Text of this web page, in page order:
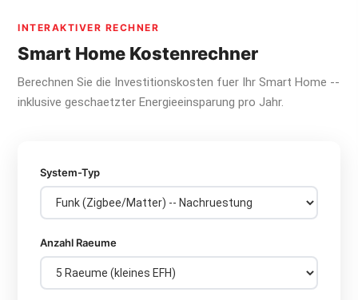
INTERAKTIVER RECHNER
Smart Home Kostenrechner
Berechnen Sie die Investitionskosten fuer Ihr Smart Home --
inklusive geschaetzter Energieeinsparung pro Jahr.
System-Typ
Anzahl Raeume